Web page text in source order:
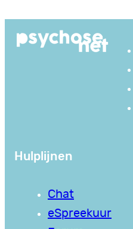
naar
Hulplijnen
Chat
eSpreekuur